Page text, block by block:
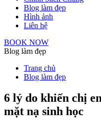
Blog làm đẹp
Hình ảnh
Liên hệ
BOOK NOW
Blog làm đẹp
Trang chủ
Blog làm đẹp
6 lý do khiến chị
mặt nạ sinh học